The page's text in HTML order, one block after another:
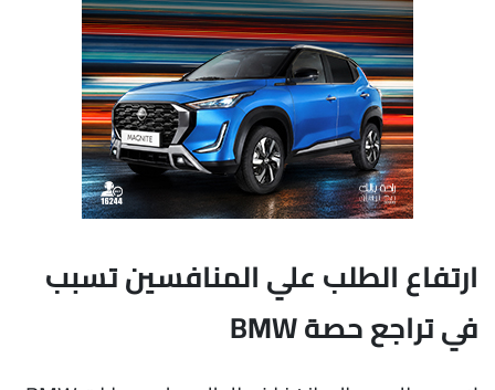
ارتفاع الطلب علي المنافسين تسبب
في تراجع حصة BMW